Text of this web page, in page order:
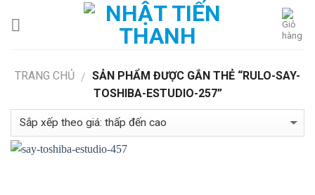
TRANG CHỦ / SẢN PHẨM ĐƯỢC GẮN THẺ “RULO-SAY-
TOSHIBA-ESTUDIO-257”